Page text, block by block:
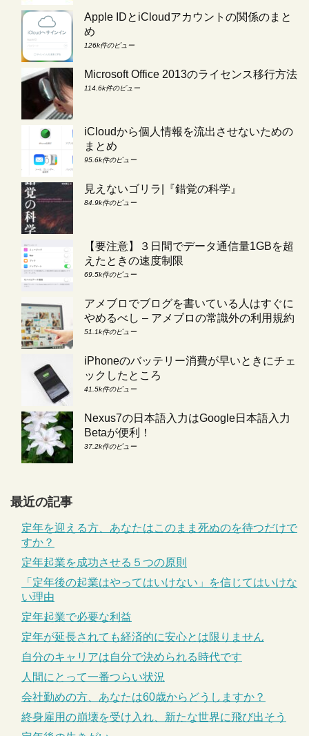
Apple IDとiCloudアカウントの関係のまと
め
126k件のビュー
Microsoft Office 2013のライセンス移行方法
114.6k件のビュー
iCloudから個人情報を流出させないための
まとめ
95.6k件のビュー
見えないゴリラ|『錯覚の科学』
84.9k件のビュー
【要注意】３日間でデータ通信量1GBを超
えたときの速度制限
69.5k件のビュー
アメブロでブログを書いている人はすぐに
やめるべし – アメブロの常識外の利用規約
51.1k件のビュー
iPhoneのバッテリー消費が早いときにチェ
ックしたところ
41.5k件のビュー
Nexus7の日本語入力はGoogle日本語入力
Betaが便利！
37.2k件のビュー
最近の記事
定年を迎える方、あなたはこのまま死ぬのを待つだけで
すか？
定年起業を成功させる５つの原則
「定年後の起業はやってはいけない」を信じてはいけな
い理由
定年起業で必要な利益
定年が延長されても経済的に安心とは限りません
自分のキャリアは自分で決められる時代です
人間にとって一番つらい状況
会社勤めの方、あなたは60歳からどうしますか？
終身雇用の崩壊を受け入れ、新たな世界に飛び出そう